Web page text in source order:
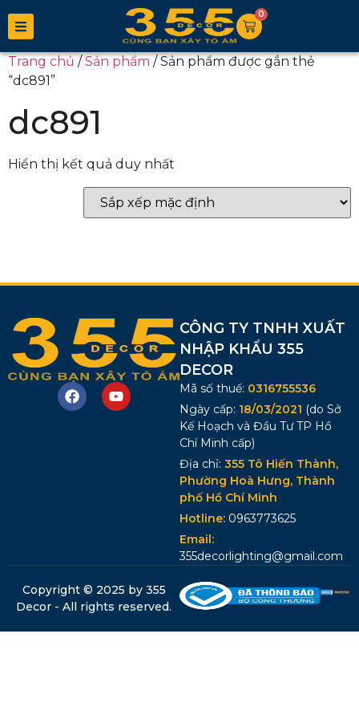
0
Trang chủ/Sản phẩm/ Sản phẩm được gắn thẻ
“dc891”
dc891
Hiển thị kết quả duy nhất
CÔNG TY TNHH XUẤT
NHẬP KHẨU 355
DECOR
Mã số thuế: 0316755536
Ngày cấp: 18/03/2021 (do Sở
Kế Hoạch và Đầu Tư TP Hồ
Chí Minh cấp)
Địa chỉ: 355 Tô Hiến Thành,
Phường Hoà Hưng, Thành
phố Hồ Chí Minh
Hotline: 0963773625
Email:
355decorlighting@gmail.com
Copyright © 2025 by 355
Decor - All rights reserved.